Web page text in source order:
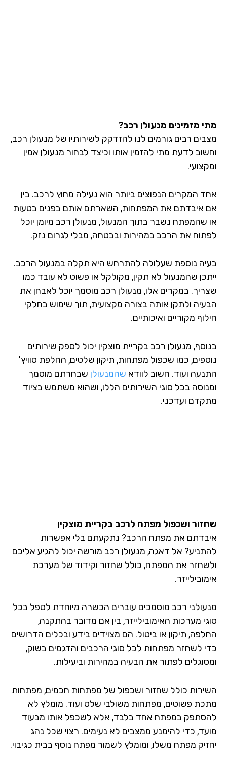
מתי מזמינים מנעולן רכב?
מצבים רבים גורמים לנו להזדקק לשירותיו של מנעולן רכב,
וחשוב לדעת מתי להזמין אותו וכיצד לבחור מנעולן אמין
ומקצועי.
אחד המקרים הנפוצים ביותר הוא נעילה מחוץ לרכב. בין
אם איבדתם את המפתחות, השארתם אותם בפנים בטעות
או שהמפתח נשבר בתוך המנעול, מנעולן רכב מיומן יוכל
לפתוח את הרכב במהירות ובבטחה, מבלי לגרום נזק.
בעיה נוספת שעלולה להתרחש היא תקלה במנעול הרכב.
ייתכן שהמנעול לא תקין, מקולקל או פשוט לא עובד כמו
שצריך. במקרים אלו, מנעולן רכב מוסמך יוכל לאבחן את
הבעיה ולתקן אותה בצורה מקצועית, תוך שימוש בחלקי
חילוף מקוריים ואיכותיים.
בנוסף, מנעולן רכב בקריית מוצקין יכול לספק שירותים
נוספים, כמו שכפול מפתחות, תיקון שלטים, החלפת סוויץ'
התנעה ועוד. חשוב לוודא שהמנעולן שבחרתם מוסמך
ומנוסה בכל סוגי השירותים הללו, ושהוא משתמש בציוד
מתקדם ועדכני.
שחזור ושכפול מפתח לרכב בקריית מוצקין
איבדתם את מפתח הרכב? נתקעתם בלי אפשרות
להתניע? אל דאגה, מנעולן רכב מורשה יכול להגיע אליכם
ולשחזר את המפתח, כולל שחזור וקידוד של מערכת
אימובילייזר.
מנעולני רכב מוסמכים עוברים הכשרה מיוחדת לטפל בכל
סוגי מערכות האימובילייזר, בין אם מדובר בהתקנה,
החלפה, תיקון או ביטול. הם מצוידים בידע ובכלים הדרושים
כדי לשחזר מפתחות לכל סוגי הרכבים והדגמים בשוק,
ומסוגלים לפתור את הבעיה במהירות וביעילות.
השירות כולל שחזור ושכפול של מפתחות חכמים, מפתחות
מתכת פשוטים, מפתחות משולבי שלט ועוד. מומלץ לא
להסתפק במפתח אחד בלבד, אלא לשכפל אותו מבעוד
מועד, כדי להימנע ממצבים לא נעימים. רצוי שכל נהג
יחזיק מפתח משלו, ומומלץ לשמור מפתח נוסף בבית כגיבוי.